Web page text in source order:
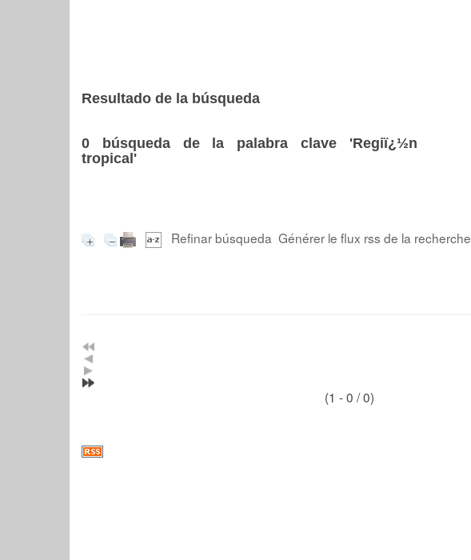
Resultado de la búsqueda
0 búsqueda de la palabra clave 'Regiï¿½n
tropical'
Refinar búsqueda Générer le flux rss de la recherche
(1 - 0 / 0)